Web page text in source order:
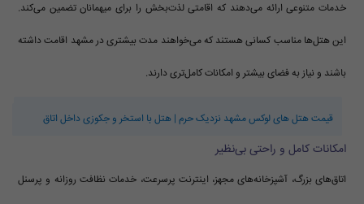
خدمات متنوعی ارائه می‌دهند که اقامتی لذت‌بخش را برای میهمانان تضمین می‌کند.
این هتل‌ها مناسب کسانی هستند که می‌خواهند مدت بیشتری در مشهد اقامت داشته
باشند و نیاز به فضای بیشتر و امکانات کامل‌تری دارند.
قیمت هتل های لوکس مشهد نزدیک حرم | هتل با استخر و جکوزی داخل اتاق
امکانات کامل و راحتی بی‌نظیر
اتاق‌های بزرگ، آشپزخانه‌های مجهز، اینترنت پرسرعت، خدمات نظافت روزانه و پرسنل